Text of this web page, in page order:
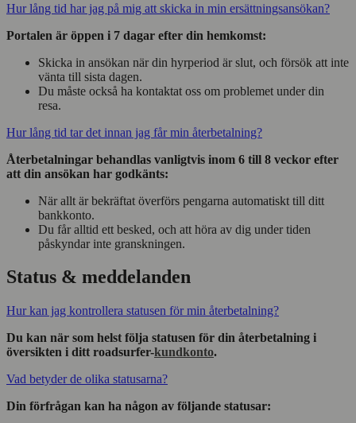
Hur lång tid har jag på mig att skicka in min ersättningsansökan?
Portalen är öppen i 7 dagar efter din hemkomst:
Skicka in ansökan när din hyrperiod är slut, och försök att inte
vänta till sista dagen.
Du måste också ha kontaktat oss om problemet under din
resa.
Hur lång tid tar det innan jag får min återbetalning?
Återbetalningar behandlas vanligtvis inom 6 till 8 veckor efter
att din ansökan har godkänts:
När allt är bekräftat överförs pengarna automatiskt till ditt
bankkonto.
Du får alltid ett besked, och att höra av dig under tiden
påskyndar inte granskningen.
Status & meddelanden
Hur kan jag kontrollera statusen för min återbetalning?
Du kan när som helst följa statusen för din återbetalning i
översikten i ditt roadsurfer-kundkonto.
Vad betyder de olika statusarna?
Din förfrågan kan ha någon av följande statusar: